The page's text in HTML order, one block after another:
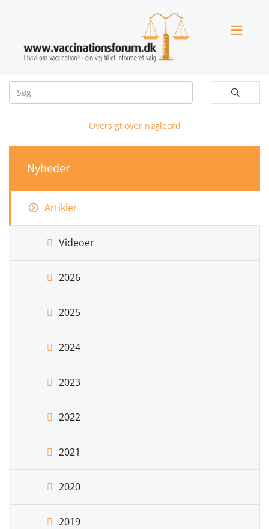


Oversigt over nøgleord
Nyheder
Artikler
Videoer
2026
2025
2024
2023
2022
2021
2020
2019